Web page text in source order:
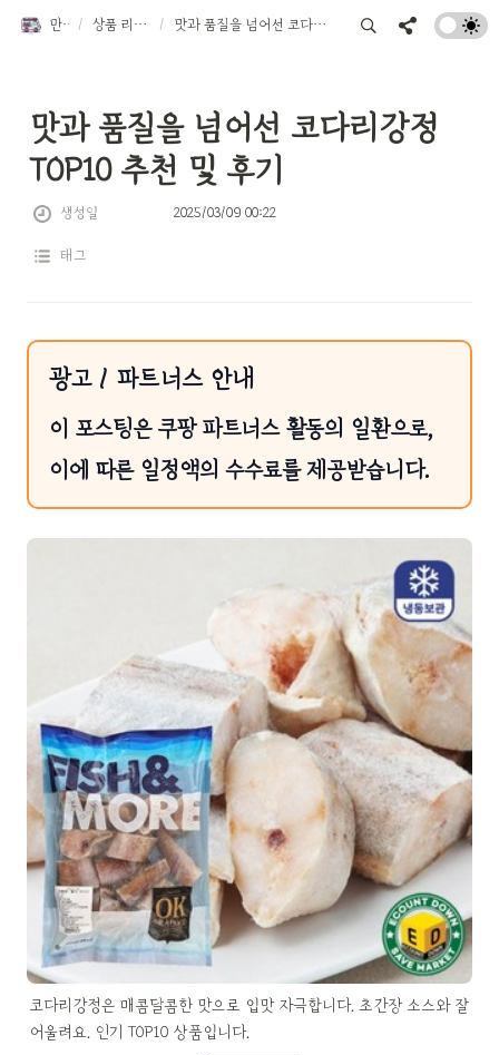
만물트럭 / 상품 리뷰 TOP 10 / 맛과 품질을 넘어선 코다리강정 TOP10 추천 및 후기
맛과 품질을 넘어선 코다리강정
TOP10 추천 및 후기
생성일 2025/03/09 00:22
태그
광고 / 파트너스 안내
이 포스팅은 쿠팡 파트너스 활동의 일환으로,
이에 따른 일정액의 수수료를 제공받습니다.
코다리강정은 매콤달콤한 맛으로 입맛 자극합니다. 초간장 소스와 잘
어울려요. 인기 TOP10 상품입니다.